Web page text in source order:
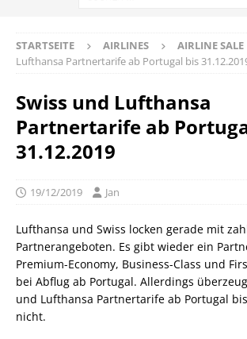
STARTSEITE AIRLINES AIRLINE SALE
Lufthansa Partnertarife ab Portugal bis
Swiss und Lufthansa
Partnertarife ab
31.12.2019
19/12/2019 Jan
Lufthansa und Swiss locken gerade mit
Partnerangeboten. Es gibt wieder ein
Premium-Economy, Business-Class und
bei Abflug ab Portugal. Allerdings
und Lufthansa Partnertarife ab Portugal
nicht.